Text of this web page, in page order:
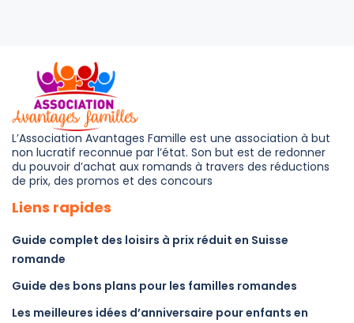
L’Association Avantages Famille est une association à but
non lucratif reconnue par l’état. Son but est de redonner
du pouvoir d’achat aux romands à travers des réductions
de prix, des promos et des concours
Liens rapides
Guide complet des loisirs à prix réduit en Suisse
romande
Guide des bons plans pour les familles romandes
Les meilleures idées d’anniversaire pour enfants en